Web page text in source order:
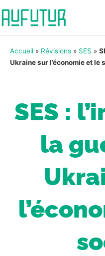
Accueil » Révisions » SES »
Ukraine sur l’économie et le
SES :
la